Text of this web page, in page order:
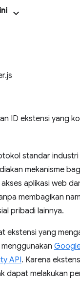
ID ekstensi yang
standar
mekanisme
aplikasi web
membagikan
pribadi lainnya.
ekstensi yang
API. Karena
dapat melakukan